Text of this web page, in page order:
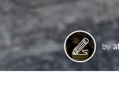
by